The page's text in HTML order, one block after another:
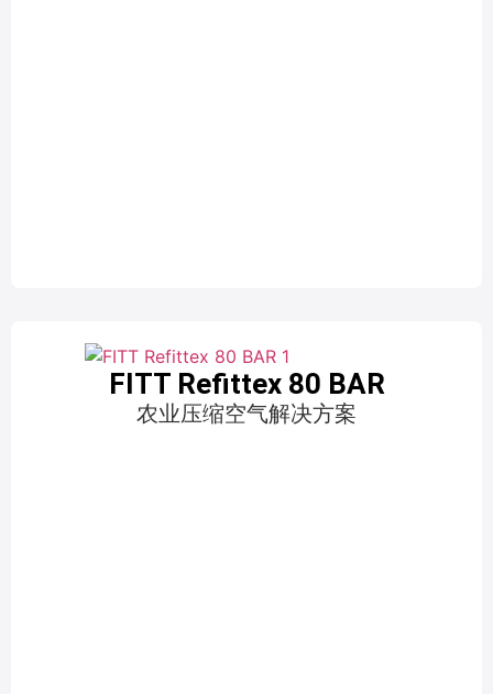
FITT Refittex 80 BAR
农业压缩空气解决方案